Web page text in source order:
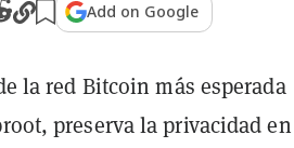
Add on Google
la red Bitcoin más esperada
preserva la privacidad